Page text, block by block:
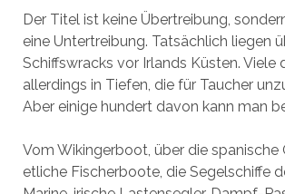
Der Titel ist keine Übertreibung,
eine Untertreibung. Tatsächlich liegen
Schiffswracks vor Irlands Küsten. Viele
allerdings in Tiefen, die für Taucher
Aber einige hundert davon kann man
Vom Wikingerboot, über die spanische
etliche Fischerboote, die Segelschiffe